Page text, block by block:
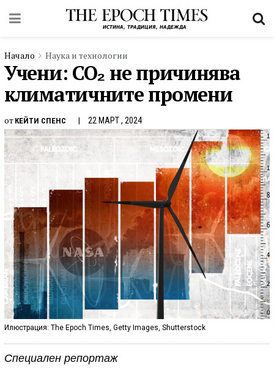
Начало Наука и технологии
Учени: CO₂ не причинява
климатичните промени
от КЕЙТИ СПЕНС 22 МАРТ , 2024
Илюстрация: The Epoch Times, Getty Images, Shutterstock
Специален репортаж